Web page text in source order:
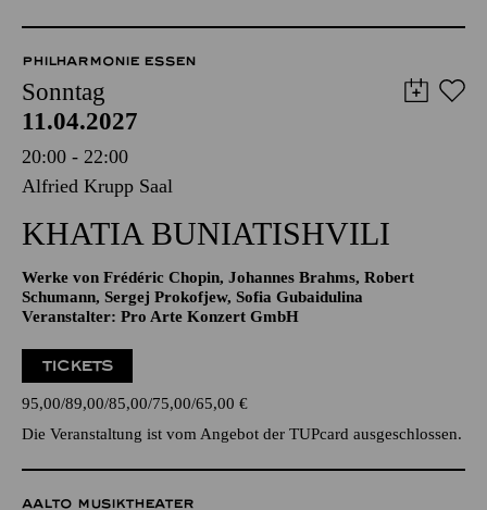
57,00 51,00 42,00 35,00
PHILHARMONIE ESSEN
Sonntag
11.04.2027
20:00 - 22:00
KHATIA BUNIATISHVILI
Schumann, Sergej Prokofjew, Sofia Gubaidulina
Veranstalter: Pro Arte Konzert GmbH
TICKETS
95,00 89,00 85,00 75,00 65,00€
Die Veranstaltung ist vom Angebot der TUPcard ausgeschlossen.